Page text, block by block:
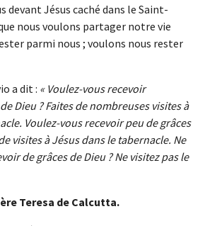
Jésus caché dans le Saint-
nous voulons partager notre vie
parmi nous ; voulons nous rester
a dit : « Voulez-vous recevoir
Dieu ? Faites de nombreuses visites à
Voulez-vous recevoir peu de grâces
visites à Jésus dans le tabernacle. Ne
de grâces de Dieu ? Ne visitez pas le
Teresa de Calcutta.